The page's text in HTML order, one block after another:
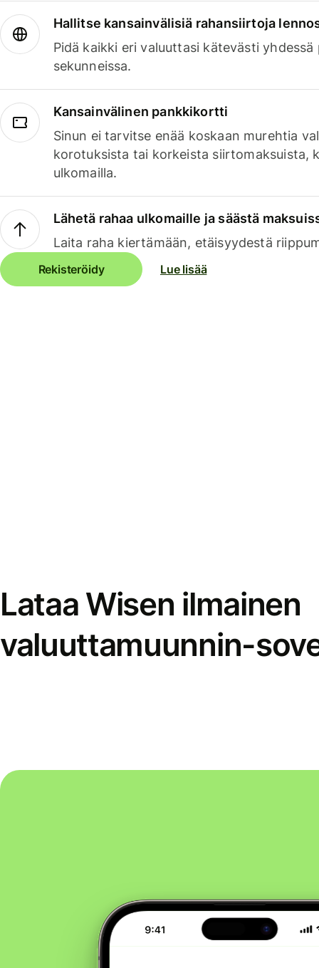
Hallitse kansainvälisiä rahansiirtoja
Pidä kaikki eri valuuttasi kätevästi yhdessä
sekunneissa.
Kansainvälinen pankkikortti
Sinun ei tarvitse enää koskaan murehtia
korotuksista tai korkeista siirtomaksuista,
ulkomailla.
Lähetä rahaa ulkomaille ja säästä
Laita raha kiertämään, etäisyydestä
Rekisteröidy Lue lisää
Lataa Wisen ilmainen
valuuttamuunnin-